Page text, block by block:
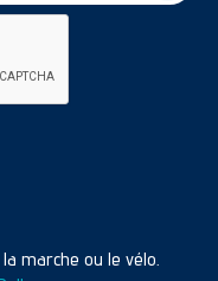
marche ou le vélo.